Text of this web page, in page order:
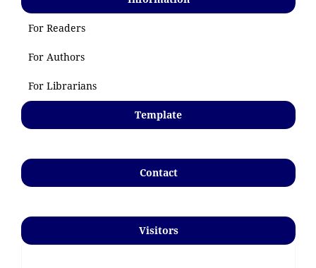
For Readers
For Authors
For Librarians
Template
Contact
Visitors